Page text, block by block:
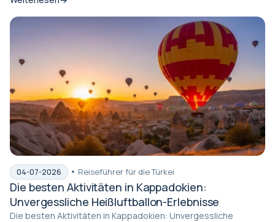
04-07-2026 Reiseführer für die Türkei
Die besten Aktivitäten in Kappadokien:
Unvergessliche Heißluftballon-Erlebnisse
Die besten Aktivitäten in Kappadokien: Unvergessliche